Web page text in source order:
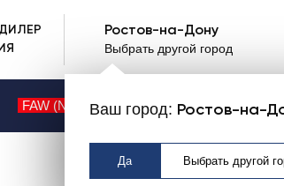
Ростов-на-Дону
Выбрать другой город
Ваш город: Ростов-на-
Да Выбрать другой
FAW (NEW) Контакты